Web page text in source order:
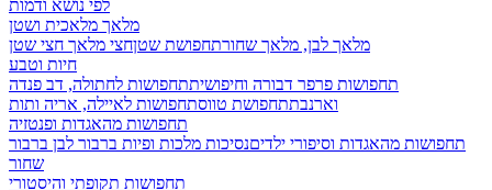
לפי נושא ודמות
מלאך מלאכית ושטן
מלאך לבן, מלאך שחורתחפושת שטןחצי מלאך חצי שטן
חיות וטבע
תחפושות פרפר דבורה וחיפושיתתחפושות לחתולה, דב פנדה
וארנבתתחפושת טווסתחפושות לאיילה, אריה ותות
תחפושות מהאגדות ופנטזיה
תחפושות מהאגדות וסיפורי ילדיםנסיכות מלכות ופיות ברבור לבן ברבור
שחור
תחפושות תקופתי והיסטורי